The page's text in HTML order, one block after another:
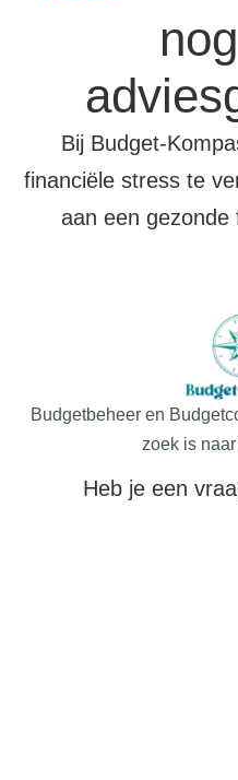
Bij Budget-
financiële stress te
aan een gezonde
Budgetbeheer en
zoek is
Heb je een